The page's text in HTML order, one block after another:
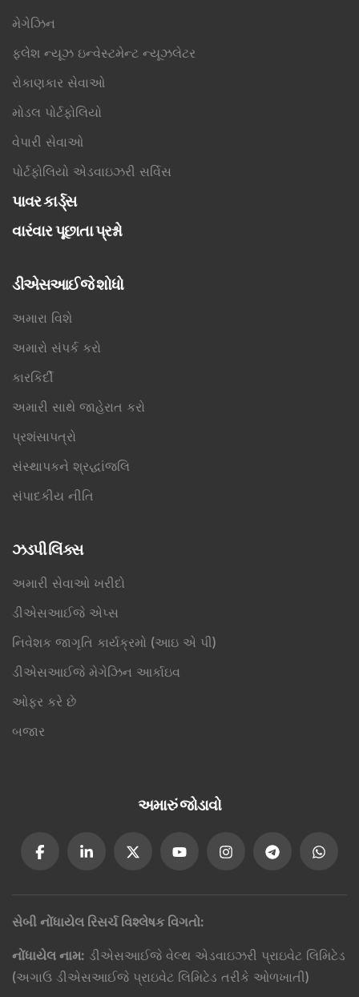
મેગેઝિન
ફ્લેશ ન્યૂઝ ઇન્વેસ્ટમેન્ટ ન્યૂઝલેટર
રોકાણકાર સેવાઓ
મોડલ પોર્ટફોલિયો
વેપારી સેવાઓ
પોર્ટફોલિયો એડવાઇઝરી સર્વિસ
પાવર કાર્ડ્સ
વારંવાર પૂછાતા પ્રશ્નો
ડીએસઆઈજે શોધો
અમારા વિશે
અમારો સંપર્ક કરો
કારકિર્દી
અમારી સાથે જાહેરાત કરો
પ્રશંસાપત્રો
સંસ્થાપકને શ્રદ્ધાંજલિ
સંપાદકીય નીતિ
ઝડપી લિંક્સ
અમારી સેવાઓ ખરીદો
ડીએસઆઈજે એપ્સ
નિવેશક જાગૃતિ કાર્યક્રમો (આઇ એ પી)
ડીએસઆઈજે મેગેઝિન આર્કાઇવ
ઓફર કરે છે
બજાર
અમારું જોડાવો
સેબી નોંધાયેલ રિસર્ચ વિશ્લેષક વિગતો:
નોંધાયેલ નામ: ડીએસઆઈજે વેલ્થ એડવાઇઝરી પ્રાઇવેટ લિમિટેડ
(અગાઉ ડીએસઆઈજે પ્રાઇવેટ લિમિટેડ તરીકે ઓળખાતી)